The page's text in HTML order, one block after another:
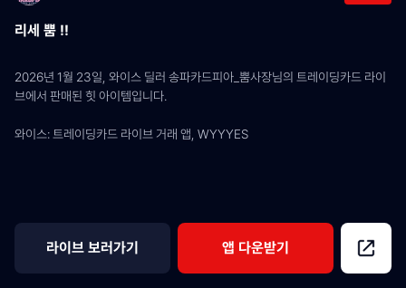
리세 뿜 !!
2026년 1월 23일, 와이스 딜러 송파카드피아_뿜사장님의 트레이딩카드 라이
브에서 판매된 힛 아이템입니다.
와이스: 트레이딩카드 라이브 거래 앱, WYYYES
라이브 보러가기 앱 다운받기